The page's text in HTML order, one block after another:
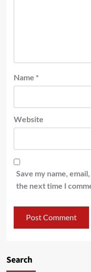
Name *
Website
Save my name,
the next time I
Search